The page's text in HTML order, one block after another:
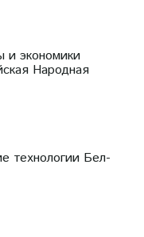
и экономики
Народная
технологии Бел-